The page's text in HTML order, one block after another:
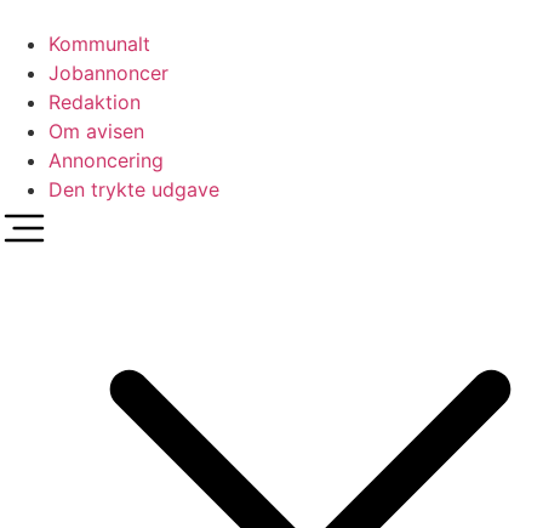
indhold
Kommunalt
Jobannoncer
Redaktion
Om avisen
Annoncering
Den trykte udgave